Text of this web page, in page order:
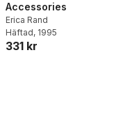
Accessories
Erica Rand
Häftad, 1995
331 kr